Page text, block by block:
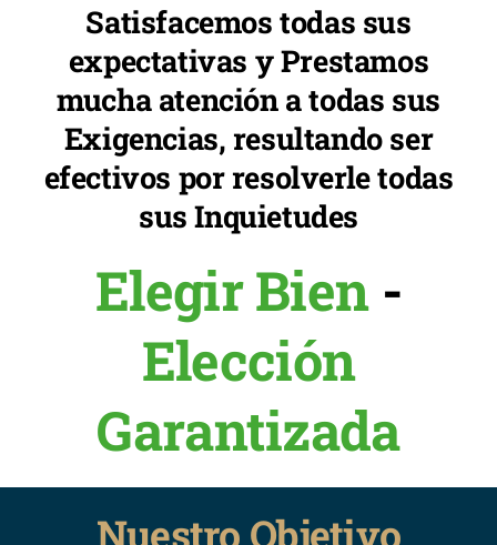
Satisfacemos todas sus
expectativas y Prestamos
mucha atención a todas sus
Exigencias, resultando ser
efectivos por resolverle todas
sus Inquietudes
Elegir Bien -
Elección
Garantizada
Nuestro Objetivo